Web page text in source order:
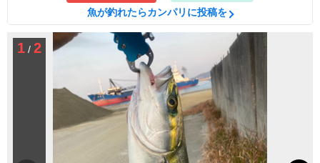
魚が釣れたらカンパリに投稿を
1 / 2